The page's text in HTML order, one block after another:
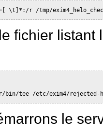
r /tmp/
fichier
bin/tee /etc/exim4/rejected-
le